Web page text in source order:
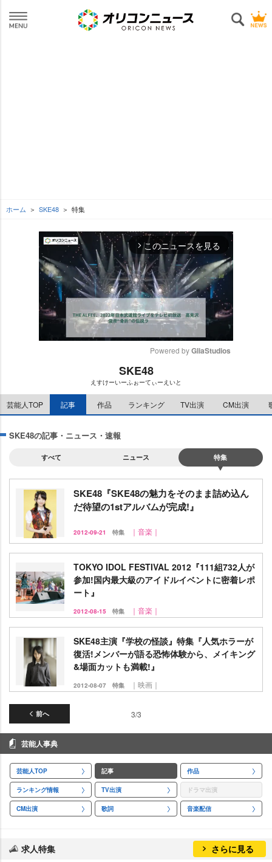
ホーム SKE48 特集
arrow_forward_ios このニュースを見る
e
Powered by GliaStudios
SKE48
えすけーいーふぉーてぃーえいと
芸能人TOP 記事 作品 ランキング TV出演 CM出演
SKE48の記事・ニュース・速報
すべて ニュース 特集
SKE48『SKE48の魅力をそのまま詰め込ん
だ待望の1stアルバムが完成!』
2012-09-21 特集 ｜音楽｜
TOKYO IDOL FESTIVAL 2012『111組732人が
参加!国内最大級のアイドルイベントに密着レポ
ート』
2012-08-15 特集 ｜音楽｜
SKE48主演『学校の怪談』特集『人気ホラーが
復活!メンバーが語る恐怖体験から、メイキング
&場面カットも満載!』
2012-08-07 特集 ｜映画｜
前へ 3/3
芸能人事典
芸能人TOP 記事 作品
ランキング情報 TV出演 ドラマ出演
CM出演 歌詞 音楽配信
求人特集 さらに見る